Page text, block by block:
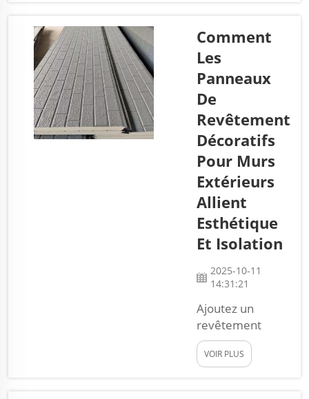
résistant. Ils
comportent deux
couches entourant
un noyau en
mousse de
polystyrène
expansé (EPS). Ce
type de
conception les
rend parfaits pour
de nombreuses
applications dans
le domaine de la
construction,
telles que les
murs, ...
Comment
Les
Panneaux
De
Revêtement
Décoratifs
Pour Murs
Extérieurs
Allient
Esthétique
Et Isolation
2025-10-11
14:31:21
Ajoutez un
revêtement
mural extérieur
élégant pour
VOIR PLUS